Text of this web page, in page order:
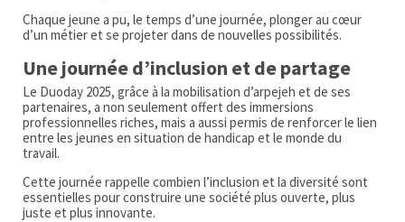
Chaque jeune a pu, le temps d’une journée, plonger au cœur
d’un métier et se projeter dans de nouvelles possibilités.
Une journée d’inclusion et de partage
Le Duoday 2025, grâce à la mobilisation d’arpejeh et de ses
partenaires, a non seulement offert des immersions
professionnelles riches, mais a aussi permis de renforcer le lien
entre les jeunes en situation de handicap et le monde du
travail.
Cette journée rappelle combien l’inclusion et la diversité sont
essentielles pour construire une société plus ouverte, plus
juste et plus innovante.